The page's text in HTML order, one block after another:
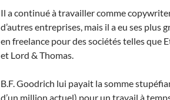
Il a continué à travailler comme
d’autres entreprises, mais il a eu ses plus
en freelance pour des sociétés telles que
et Lord & Thomas.
B.F. Goodrich lui payait la somme
d’un million actuel) pour un travail à